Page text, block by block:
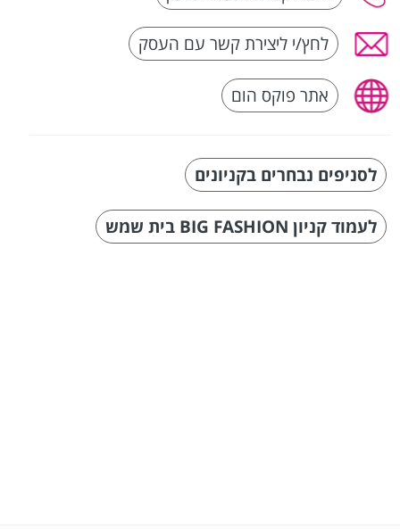
לחץ/י ליצירת קשר עם העסק
אתר פוקס הום
לסניפים נבחרים בקניונים
לעמוד קניון BIG FASHION בית שמש